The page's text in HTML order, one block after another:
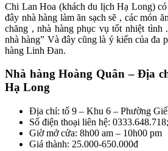
Chi Lan Hoa (khách du lịch Hạ Long) có
đây nhà hàng làm ăn sạch sẽ , các món
chăng , nhà hàng phục vụ tốt nhiệt tình
nhà hàng” Và đây cũng là ý kiến của đa
hàng Linh Đan.
Nhà hàng Hoàng Quân – Địa
Hạ Long
Địa chỉ: tổ 9 – Khu 6 – Phường
Số điện thoại liên hệ:
Giờ mở cửa: 8h00 am – 10h00 pm
Giá thành: 25.000-650.000đ